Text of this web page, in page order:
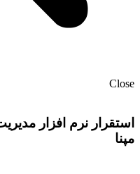
Close
مپنا